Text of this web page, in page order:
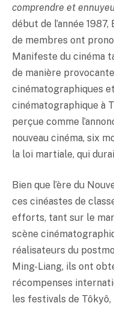
comprendre et
début de l’année
de membres ont
Manifeste du cinéma
de manière
cinématographiques
cinématographique à
perçue comme
nouveau cinéma, six
la loi martiale, qui
Bien que l’ère du
ces cinéastes de
efforts, tant sur le
scène
réalisateurs du
Ming-Liang, ils ont
récompenses
les festivals de Tôkyô,